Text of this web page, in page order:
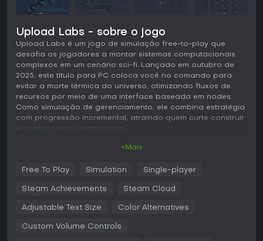
Upload Labs - sobre o jogo
Upload Labs é um jogo de simulação free-to-play que
desafia os jogadores a montar sistemas computacionais
complexos em um cenário sci-fi. Lançado em outubro de
2025, este título para PC coloca você no comando para
evitar a morte térmica do universo, otimizando fluxos de
recursos por meio de uma interface baseada em nodes.
Como simulação de gerenciamento, ele combina estratégia
com progressão incremental, atraindo quem curte construir
e ajustar setups elaborados.
de um sistema de nodes, onde você conecta interfaces
semelhantes a janelas para gerenciar componentes e
direcionando fluxos de recursos e pipelines de dados para
arquivos para desbloquear tecnologias na árvore de
+Mais
Free To Play Simulation Single-player
Steam Achievements Steam Cloud
Adjustable Text Size Color Alternatives
Custom Volume Controls